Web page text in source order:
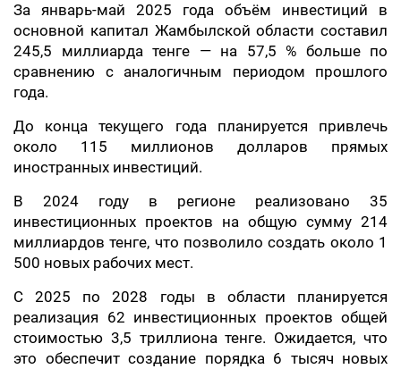
За январь-май 2025 года объём инвестиций в
основной капитал Жамбылской области составил
245,5 миллиарда тенге — на 57,5 % больше по
сравнению с аналогичным периодом прошлого
года.
До конца текущего года планируется привлечь
около 115 миллионов долларов прямых
иностранных инвестиций.
В 2024 году в регионе реализовано 35
инвестиционных проектов на общую сумму 214
миллиардов тенге, что позволило создать около 1
500 новых рабочих мест.
С 2025 по 2028 годы в области планируется
реализация 62 инвестиционных проектов общей
стоимостью 3,5 триллиона тенге. Ожидается, что
это обеспечит создание порядка 6 тысяч новых